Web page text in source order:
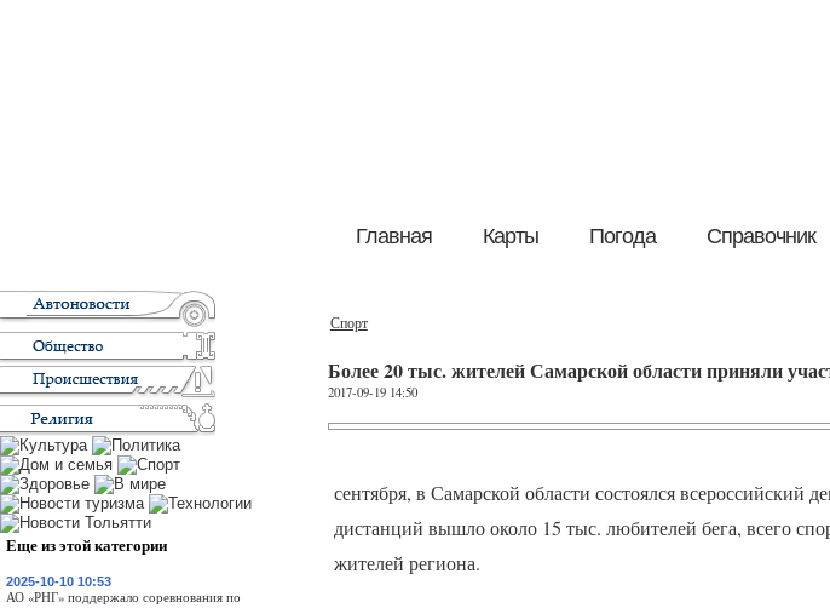
Главная Карты Погода Справочник
Еще из этой категории
2025-10-10 10:53
АО «РНГ» поддержало соревнования по
Спорт
Более 20 тыс. жителей Самарской области приняли
2017-09-19 14:50
сентября, в Самарской области состоялся всероссийский
дистанций вышло около 15 тыс. любителей бега, всего
жителей региона.